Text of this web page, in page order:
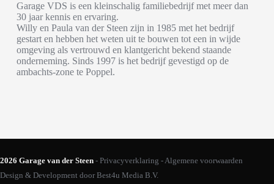
Garage VDS is een kleinschalig familiebedrijf met meer dan
30 jaar kennis en ervaring.
Willy en Paula van der Steen zijn in 1985 met het bedrijf
gestart en hebben het weten uit te bouwen tot een in wijde
omgeving als vertrouwd en klantgericht bekend staande
onderneming. Sinds 1997 is het bedrijf gevestigd op de
ambachts-zone te Poppel.
2026 Garage van der Steen - Privacyverklaring -Algemene voorwaarden
Design & Development doorBest4u Media B.V.